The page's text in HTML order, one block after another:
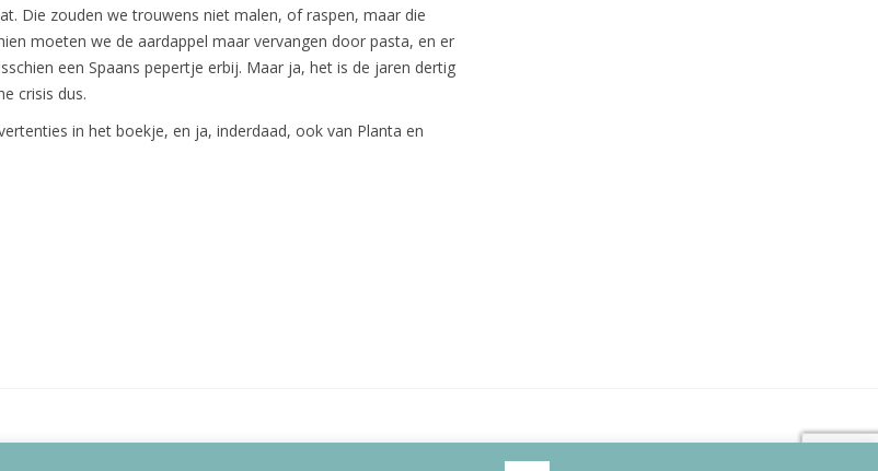
Die zouden we trouwens niet malen, of raspen, maar die
moeten we de aardappel maar vervangen door pasta, en er
een Spaans pepertje erbij. Maar ja, het is de jaren dertig
crisis dus.
in het boekje, en ja, inderdaad, ook van Planta en